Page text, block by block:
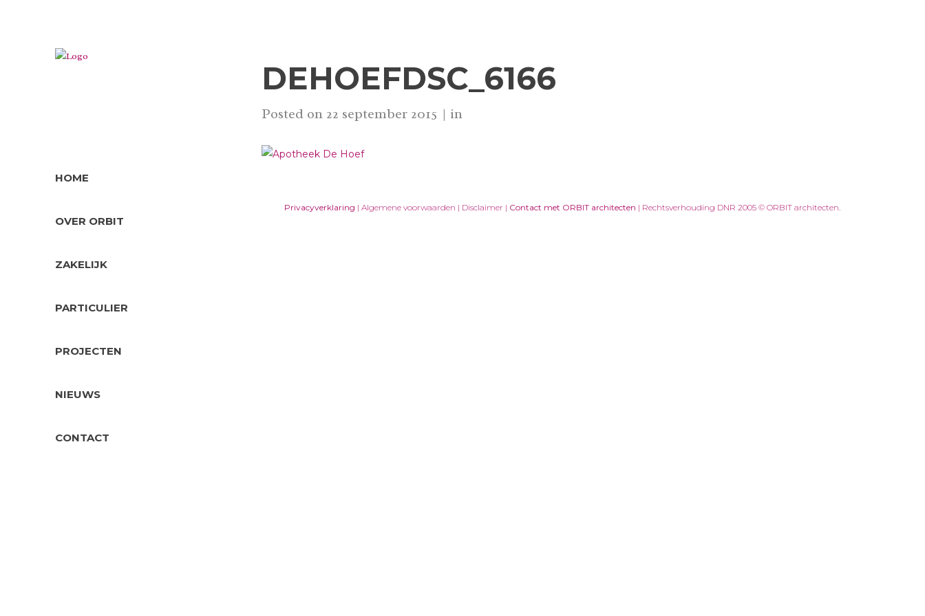
HOME
OVER ORBIT
ZAKELIJK
PARTICULIER
PROJECTEN
NIEUWS
CONTACT
DEHOEFDSC_6166
Posted on 22 september 2015 in
Privacyverklaring | Algemene voorwaarden | Disclaimer | Contact met ORBIT architecten | Rechtsverhouding DNR 2005 © ORBIT architecten.